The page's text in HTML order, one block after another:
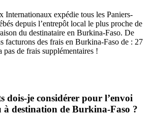
Internationaux expédie tous les Paniers-
depuis l’entrepôt local le plus proche de
du destinataire en Burkina-Faso. De
facturons des frais en Burkina-Faso de : 27
de frais supplémentaires !
dois-je considérer pour l’envoi
à destination de Burkina-Faso ?